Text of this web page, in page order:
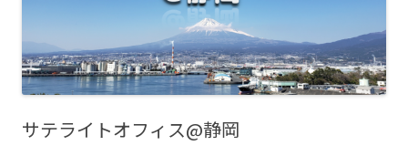
キ
ッ
プ
サテライトオフィス@静岡